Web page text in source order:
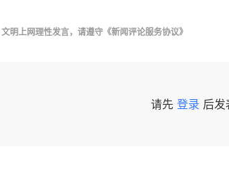
文明上网理性发言，请遵守 《新闻评论服务协议》
请先 登录 后发